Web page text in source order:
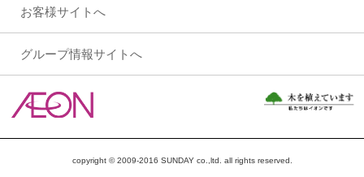
お客様サイトへ
グループ情報サイトへ
copyright © 2009-2016 SUNDAY co.,ltd. all rights reserved.